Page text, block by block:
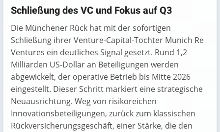
Schließung des VC und Fokus auf Q3
Die Münchener Rück hat mit der sofortigen
Schließung ihrer Venture-Capital-Tochter Munich Re
Ventures ein deutliches Signal gesetzt. Rund 1,2
Milliarden US-Dollar an Beteiligungen werden
abgewickelt, der operative Betrieb bis Mitte 2026
eingestellt. Dieser Schritt markiert eine strategische
Neuausrichtung. Weg von risikoreichen
Innovationsbeteiligungen, zurück zum klassischen
Rückversicherungsgeschäft, einer Stärke, die den